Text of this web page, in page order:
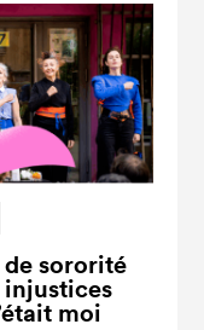
sororité
injustices
moi